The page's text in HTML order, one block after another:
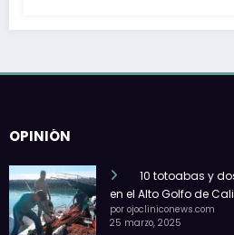
OPINIÓN
10 totoabas y
en el Alto Golfo de
por ojocliniconews.com
25 marzo, 2025